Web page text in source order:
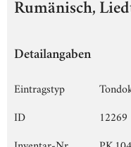
Rumänisch,
Detailangaben
Eintragstyp
ID
12269